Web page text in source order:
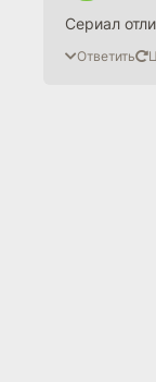
Сериал
Ответить